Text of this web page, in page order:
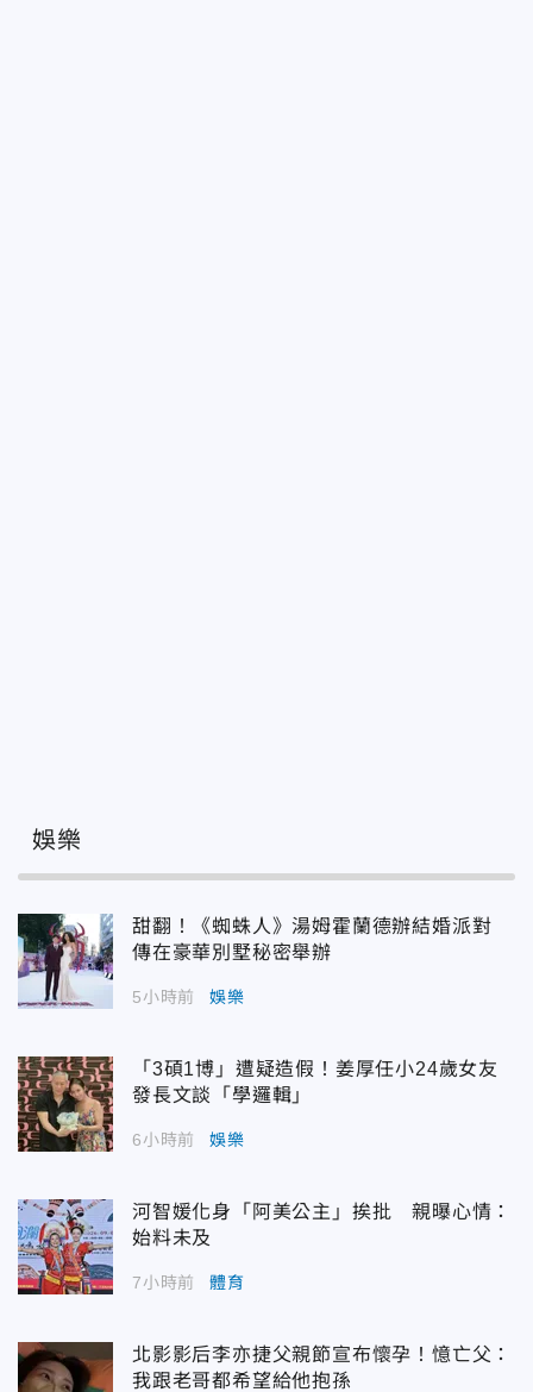
娛樂
甜翻！《蜘蛛人》湯姆霍蘭德辦結婚派對
傳在豪華別墅秘密舉辦
5小時前 娛樂
「3碩1博」遭疑造假！姜厚任小24歲女友
發長文談「學邏輯」
6小時前 娛樂
河智媛化身「阿美公主」挨批 親曝心情：
始料未及
7小時前 體育
北影影后李亦捷父親節宣布懷孕！憶亡父：
我跟老哥都希望給他抱孫